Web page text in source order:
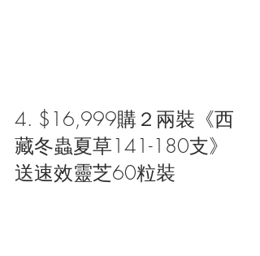
4. $16,999購２兩裝《西
藏冬蟲夏草141-180支》
送速效靈芝60粒裝